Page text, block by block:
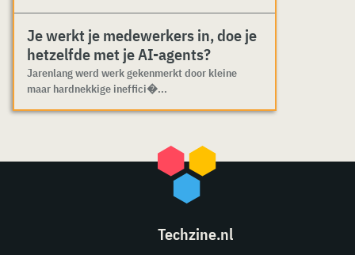
Je werkt je medewerkers in, doe je
hetzelfde met je AI-agents?
Jarenlang werd werk gekenmerkt door kleine
maar hardnekkige ineffici�...
Techzine.nl